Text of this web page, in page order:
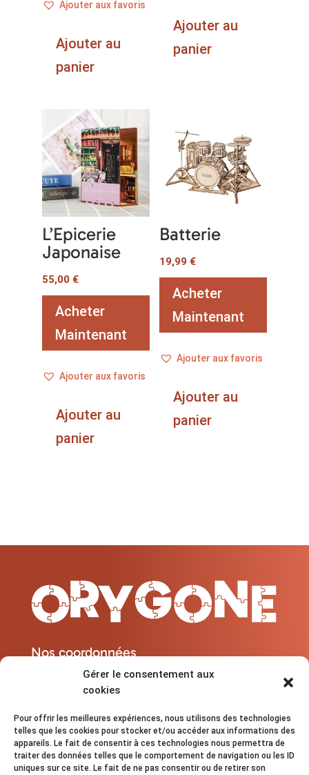
Gérer le consentement aux
cookies
Pour offrir les meilleures expériences, nous utilisons des technologies
telles que les cookies pour stocker et/ou accéder aux informations des
appareils. Le fait de consentir à ces technologies nous permettra de
traiter des données telles que le comportement de navigation ou les ID
uniques sur ce site. Le fait de ne pas consentir ou de retirer son
Ajouter aux favoris
Ajouter au
panier
Ajouter au
panier
L’Epicerie
Japonaise
55,00 €
Acheter
Maintenant
Ajouter aux favoris
Ajouter au
panier
Batterie
19,99 €
Acheter
Maintenant
Ajouter aux favoris
Ajouter au
panier
Nos coordonnées
contact@orygone.fr
13600 - La Ciotat
 Lundi au Samedi : 08h - 20h